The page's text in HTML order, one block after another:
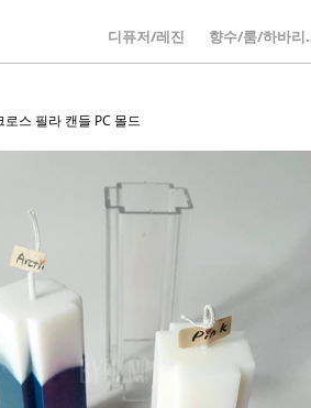
디퓨저/레진 향
로스 필라 캔들 PC 몰드